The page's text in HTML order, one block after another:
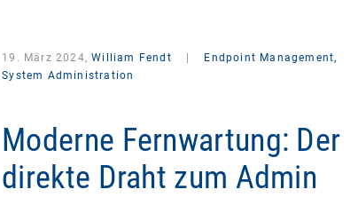
19. März 2024,William Fendt
Endpoint Management,
System Administration
Moderne Fernwartung: Der
direkte Draht zum Admin